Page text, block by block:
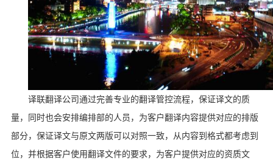
译联翻译公司通过完善专业的翻译管控流程，保证译文的质
量，同时也会安排编排部的人员，为客户翻译内容提供对应的排版
部分，保证译文与原文两版可以对照一致，从内容到格式都考虑到
位，并根据客户使用翻译文件的要求，为客户提供对应的资质文